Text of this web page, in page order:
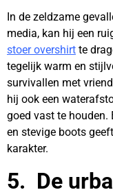
In de zeldzame
media, kan hij een
stoer overshirt te
tegelijk warm en
survivallen met
hij ook een
goed vast te houden.
en stevige boots
karakter.
5. De